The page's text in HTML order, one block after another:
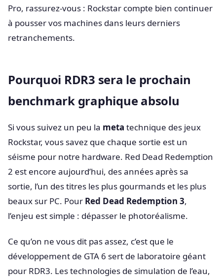
Pro, rassurez-vous : Rockstar compte bien continuer
à pousser vos machines dans leurs derniers
retranchements.
Pourquoi RDR3 sera le prochain
benchmark graphique absolu
Si vous suivez un peu la meta technique des jeux
Rockstar, vous savez que chaque sortie est un
séisme pour notre hardware. Red Dead Redemption
2 est encore aujourd’hui, des années après sa
sortie, l’un des titres les plus gourmands et les plus
beaux sur PC. Pour Red Dead Redemption 3,
l’enjeu est simple : dépasser le photoréalisme.
Ce qu’on ne vous dit pas assez, c’est que le
développement de GTA 6 sert de laboratoire géant
pour RDR3. Les technologies de simulation de l’eau,